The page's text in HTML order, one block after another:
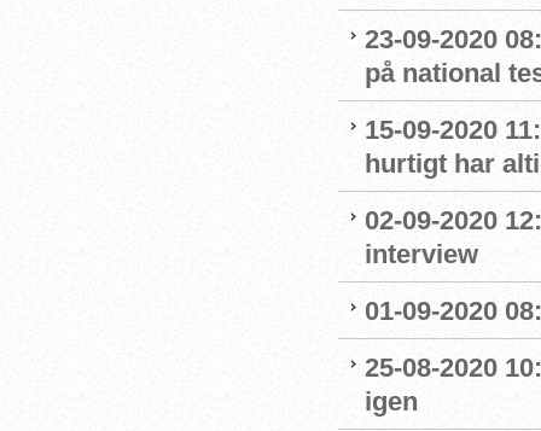
23-09-2020
på national
15-09-2020
hurtigt har
02-09-2020
interview
01-09-2020
25-08-2020
igen